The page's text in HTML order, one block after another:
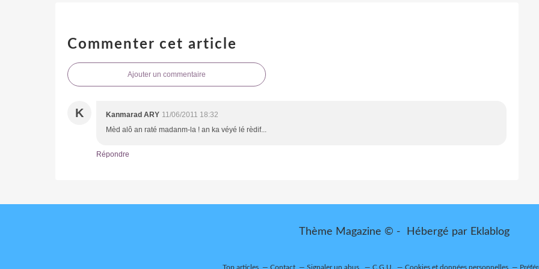
Commenter cet article
Ajouter un commentaire
K Kanmarad ARY 11/06/2011 18:32
Mèd alô an raté madanm-la ! an ka véyé lé rèdif...
Répondre
Thème Magazine © - Hébergé par Eklablog
Top articles Contact Signaler un abus C.G.U. Cookies et données personnelles